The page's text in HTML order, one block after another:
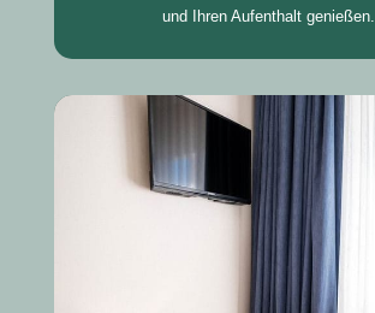
und Ihren Aufenthalt genießen.